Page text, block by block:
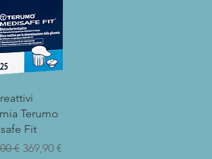
Vista rapida
Terumo
Fit
regolare
€ Prezzo scontato
369,90 €